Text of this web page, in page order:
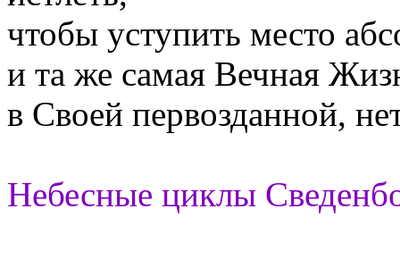
чтобы уступить место
и та же самая Вечная
в Своей первозданной,
Небесные циклы